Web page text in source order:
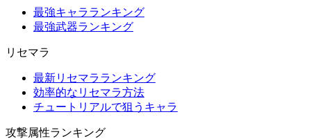
最強キャラランキング
最強武器ランキング
リセマラ
最新リセマラランキング
効率的なリセマラ方法
チュートリアルで狙うキャラ
攻撃属性ランキング